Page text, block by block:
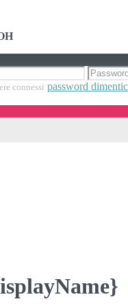
connessi password